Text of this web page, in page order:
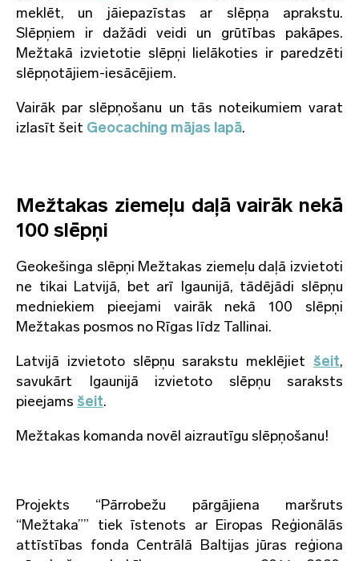
meklēt, un jāiepazīstas ar slēpņa aprakstu.
Slēpņiem ir dažādi veidi un grūtības pakāpes.
Mežtakā izvietotie slēpņi lielākoties ir paredzēti
slēpņotājiem-iesācējiem.
Vairāk par slēpņošanu un tās noteikumiem varat
izlasīt šeit Geocaching mājas lapā.
Mežtakas ziemeļu daļā vairāk nekā
100 slēpņi
Geokešinga slēpņi Mežtakas ziemeļu daļā izvietoti
ne tikai Latvijā, bet arī Igaunijā, tādējādi slēpņu
medniekiem pieejami vairāk nekā 100 slēpņi
Mežtakas posmos no Rīgas līdz Tallinai.
Latvijā izvietoto slēpņu sarakstu meklējiet šeit,
savukārt Igaunijā izvietoto slēpņu saraksts
pieejams šeit.
Mežtakas komanda novēl aizrautīgu slēpņošanu!
Projekts “Pārrobežu pārgājiena maršruts
“Mežtaka”” tiek īstenots ar Eiropas Reģionālās
attīstības fonda Centrālā Baltijas jūras reģiona